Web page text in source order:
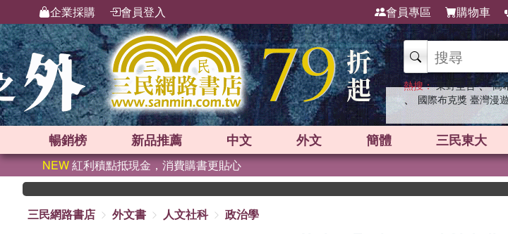
企業採購 會員登入 會員專區 購物車
熱搜： 東野圭吾 、 高
、 國際布克獎 臺灣漫
暢銷榜 新品推薦 中文 外文 簡體 三民東大
NEW紅利積點抵現金，消費購書更貼心
三民網路書店
外文書 人文社科 政治學